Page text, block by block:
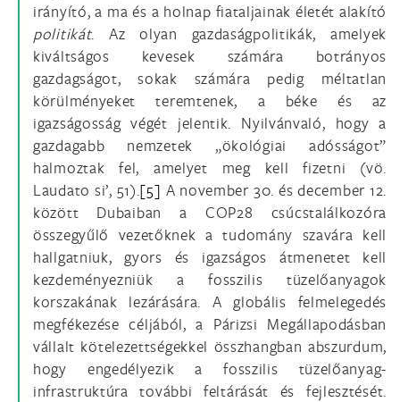
irányító, a ma és a holnap fiataljainak életét alakító
politikát. Az olyan gazdaságpolitikák, amelyek
kiváltságos kevesek számára botrányos
gazdagságot, sokak számára pedig méltatlan
körülményeket teremtenek, a béke és az
igazságosság végét jelentik. Nyilvánvaló, hogy a
gazdagabb nemzetek „ökológiai adósságot”
halmoztak fel, amelyet meg kell fizetni (vö.
Laudato si’, 51).[5] A november 30. és december 12.
között Dubaiban a COP28 csúcstalálkozóra
összegyűlő vezetőknek a tudomány szavára kell
hallgatniuk, gyors és igazságos átmenetet kell
kezdeményezniük a fosszilis tüzelőanyagok
korszakának lezárására. A globális felmelegedés
megfékezése céljából, a Párizsi Megállapodásban
vállalt kötelezettségekkel összhangban abszurdum,
hogy engedélyezik a fosszilis tüzelőanyag-
infrastruktúra további feltárását és fejlesztését.